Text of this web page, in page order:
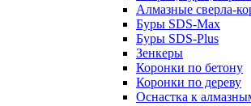
Алмазные сверла-
Буры SDS-Max
Буры SDS-Plus
Зенкеры
Коронки по бетону
Коронки по дереву
Оснастка к